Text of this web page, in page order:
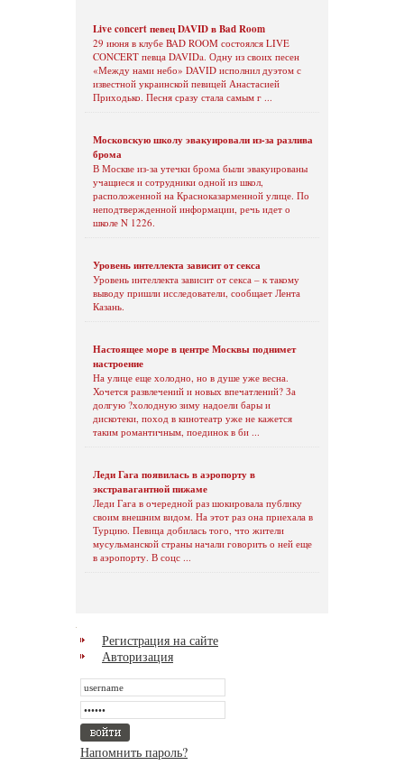
Live concert певец DAVID в Bad Room
29 июня в клубе BAD ROOM состоялся LIVE
CONCERT певца DAVIDa. Одну из своих песен
«Между нами небо» DAVID исполнил дуэтом с
известной украинской певицей Анастасией
Приходько. Песня сразу стала самым г ...
Московскую школу эвакуировали из-за разлива
брома
В Москве из-за утечки брома были эвакуированы
учащиеся и сотрудники одной из школ,
расположенной на Красноказарменной улице. По
неподтвержденной информации, речь идет о
школе N 1226.
Уровень интеллекта зависит от секса
Уровень интеллекта зависит от секса – к такому
выводу пришли исследователи, сообщает Лента
Казань.
Настоящее море в центре Москвы поднимет
настроение
На улице еще холодно, но в душе уже весна.
Хочется развлечений и новых впечатлений? За
долгую ?холодную зиму надоели бары и
дискотеки, поход в кинотеатр уже не кажется
таким романтичным, поединок в би ...
Леди Гага появилась в аэропорту в
экстравагантной пижаме
Леди Гага в очередной раз шокировала публику
своим внешним видом. На этот раз она приехала в
Турцию. Певица добилась того, что жители
мусульманской страны начали говорить о ней еще
в аэропорту. В соцс ...
Регистрация на сайте
Авторизация
Напомнить пароль?